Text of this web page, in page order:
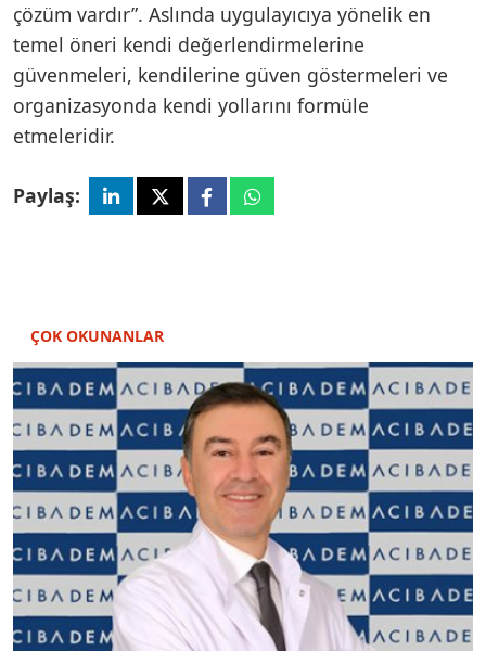
çözüm vardır”. Aslında uygulayıcıya yönelik en
temel öneri kendi değerlendirmelerine
güvenmeleri, kendilerine güven göstermeleri ve
organizasyonda kendi yollarını formüle
etmeleridir.
Paylaş:
ÇOK OKUNANLAR